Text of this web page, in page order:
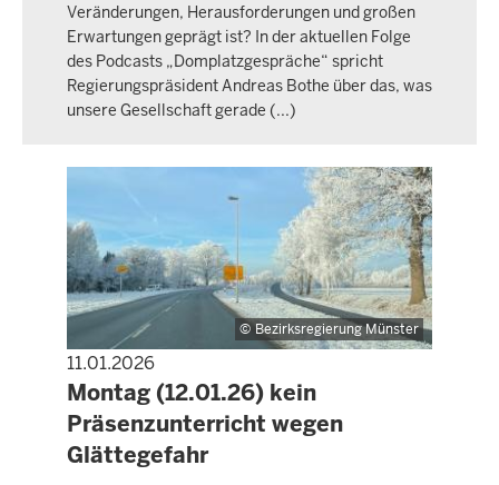
Veränderungen, Herausforderungen und großen
Erwartungen geprägt ist? In der aktuellen Folge
des Podcasts „Domplatzgespräche“ spricht
Regierungspräsident Andreas Bothe über das, was
unsere Gesellschaft gerade (...)
Bezirksregierung Münster
11.01.2026
PRESSEMITTEILUNG
Montag (12.01.26) kein
Präsenzunterricht wegen
Glättegefahr